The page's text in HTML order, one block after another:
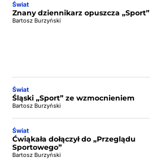
Świat
Znany dziennikarz opuszcza „Sport”
Bartosz Burzyński
Świat
Śląski „Sport” ze wzmocnieniem
Bartosz Burzyński
Świat
Ćwiąkała dołączył do „Przeglądu
Sportowego”
Bartosz Burzyński